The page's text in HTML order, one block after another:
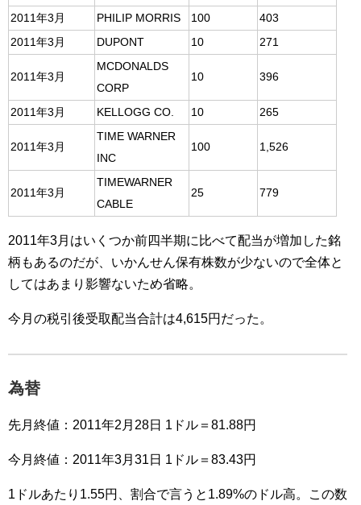
2011年3月 PHILIP MORRIS 100
403
2011年3月
DUPONT 10 271
2011年3月
MCDONALDS
CORP
10 396
2011年3月 KELLOGG CO. 10 265
2011年3月
TIME WARNER
INC
100 1,526
2011年3月
TIMEWARNER
CABLE
25 779
2011年3月はいくつか前四半期に比べて配当が増加した銘
柄もあるのだが、いかんせん保有株数が少ないので全体と
してはあまり影響ないため省略。
今月の税引後受取配当合計は4,615円だった。
為替
先月終値：2011年2月28日 1ドル＝81.88円
今月終値：2011年3月31日 1ドル＝83.43円
1ドルあたり1.55円、割合で言うと1.89%のドル高。この数